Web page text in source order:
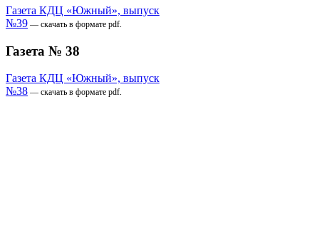
Газета КДЦ «Южный», выпуск
№39 — скачать в формате pdf.
Газета № 38
Газета КДЦ «Южный», выпуск
№38 — скачать в формате pdf.